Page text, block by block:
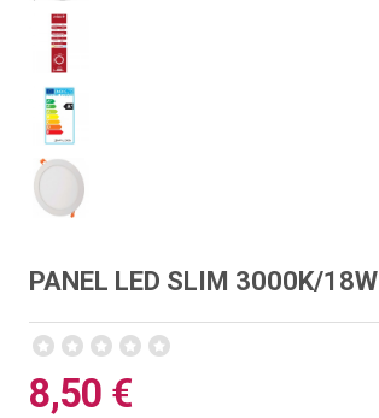
PANEL LED SLIM 3000K/18W
8,50 €